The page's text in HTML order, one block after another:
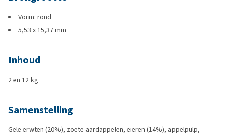
Vorm: rond
5,53 x 15,37 mm
Inhoud
2 en 12 kg
Samenstelling
Gele erwten (20%), zoete aardappelen, eieren (14%), appelpulp,